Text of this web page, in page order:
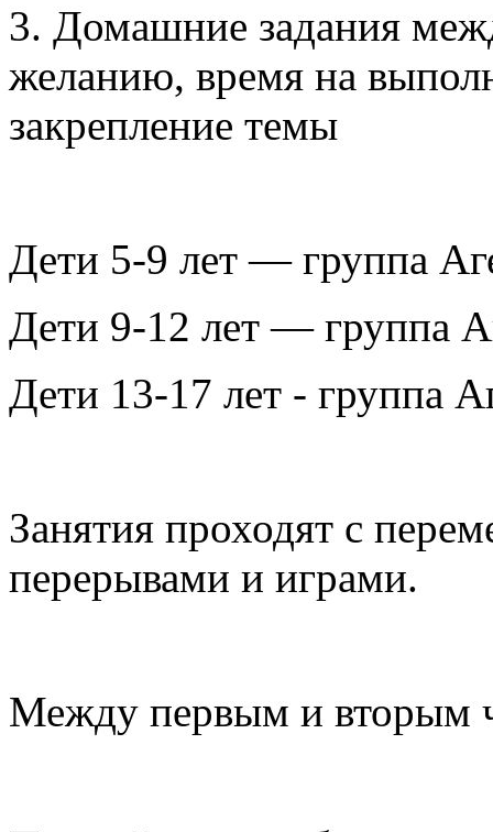
3. Домашние задания
желанию, время на
закрепление темы
Дети 5-9 лет — группа
Дети 9-12 лет — группа
Дети 13-17 лет - группа
Занятия проходят с
перерывами и играми.
Между первым и вторым